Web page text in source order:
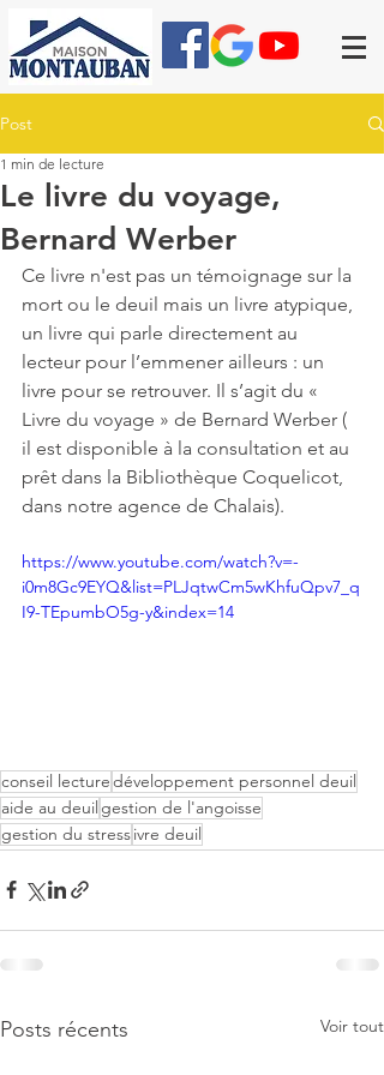
Post
Le livre du voyage,
Bernard Werber
1 min de lecture
Ce livre n'est pas un témoignage sur la
mort ou le deuil mais un livre atypique,
un livre qui parle directement au
lecteur pour l’emmener ailleurs : un
livre pour se retrouver. Il s’agit du «
Livre du voyage » de Bernard Werber (
il est disponible à la consultation et au
prêt dans la Bibliothèque Coquelicot,
dans notre agence de Chalais).
https://www.youtube.com/watch?v=-
i0m8Gc9EYQ&list=PLJqtwCm5wKhfuQpv7_q
I9-TEpumbO5g-y&index=14
conseil lecturedéveloppement personnel deuil
aide au deuil gestion de l'angoisse
gestion du stressivre deuil
Posts récents Voir tout